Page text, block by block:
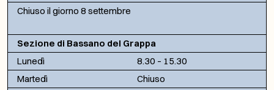
Chiuso il giorno 8 settembre
Sezione di Bassano del Grappa
Lunedì
8.30 – 15.30
Martedì
Chiuso